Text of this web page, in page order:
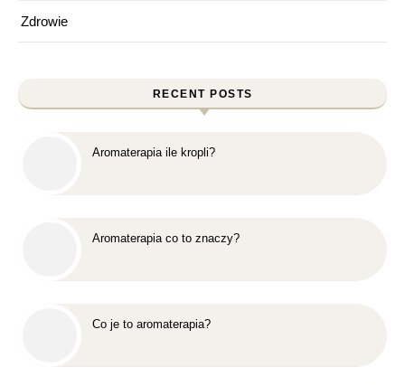
Zdrowie
RECENT POSTS
Aromaterapia ile kropli?
Aromaterapia co to znaczy?
Co je to aromaterapia?